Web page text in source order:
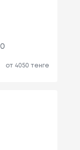
от 4050 тенге